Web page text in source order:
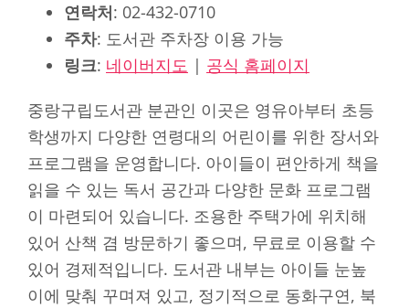
연락처: 02-432-0710
주차: 도서관 주차장 이용 가능
링크: 네이버지도 | 공식 홈페이지
중랑구립도서관 분관인 이곳은 영유아부터 초등
학생까지 다양한 연령대의 어린이를 위한 장서와
프로그램을 운영합니다. 아이들이 편안하게 책을
읽을 수 있는 독서 공간과 다양한 문화 프로그램
이 마련되어 있습니다. 조용한 주택가에 위치해
있어 산책 겸 방문하기 좋으며, 무료로 이용할 수
있어 경제적입니다. 도서관 내부는 아이들 눈높
이에 맞춰 꾸며져 있고, 정기적으로 동화구연, 북